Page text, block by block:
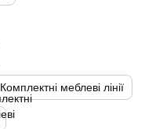
Комплектні меблеві лінії